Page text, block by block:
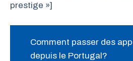
prestige »]
Comment passer des
depuis le Portugal?